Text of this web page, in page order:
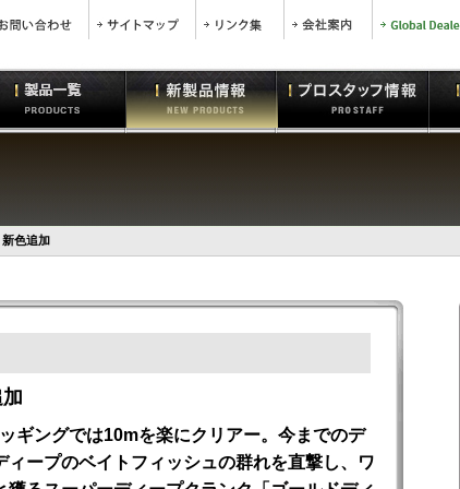
色追加
ギングでは10mを楽にクリアー。今までのデ
ィープのベイトフィッシュの群れを直撃し、ワ